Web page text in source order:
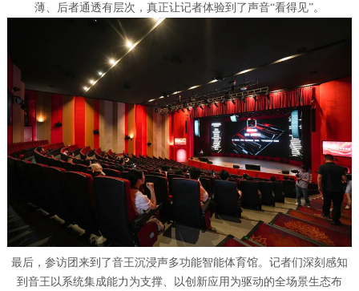
薄、后者通透有层次，真正让记者体验到了声音“看得见”。
最后，参访团来到了音王沉浸声多功能智能体育馆。记者们深刻感知
到音王以系统集成能力为支撑、以创新应用为驱动的全场景生态布